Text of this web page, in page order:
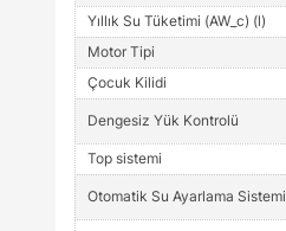
Yıllık Su Tüketimi (AW_c) (l)
Motor Tipi
Çocuk Kilidi
Dengesiz Yük Kontrolü
Top sistemi
Otomatik Su Ayarlama Sistemi